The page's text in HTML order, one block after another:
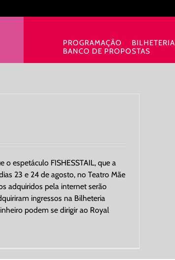
PROGRAMAÇÃO BILHETERIA
BANCO DE PROPOSTAS
espetáculo FISHESSTAIL, que a
23 e 24 de agosto, no Teatro Mãe
adquiridos pela internet serão
ingressos na Bilheteria
podem se dirigir ao Royal